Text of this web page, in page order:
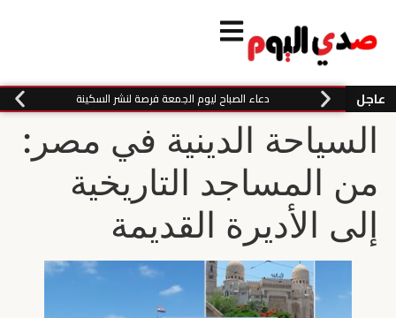
عاجل دعاء الصباح ليوم الجمعة فرصة لنشر السكينة
السياحة الدينية في مصر:
من المساجد التاريخية
إلى الأديرة القديمة